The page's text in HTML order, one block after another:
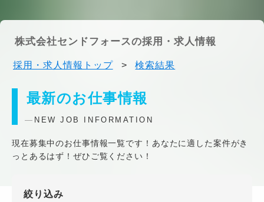
株式会社センドフォースの採用・求人情報
採用・求人情報トップ > 検索結果
最新のお仕事情報
NEW JOB INFORMATION
現在募集中のお仕事情報一覧です！あなたに適した案件がき
っとあるはず！ぜひご覧ください！
絞り込み